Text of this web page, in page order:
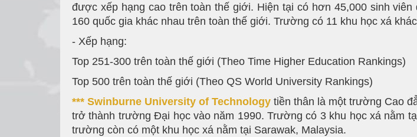
được xếp hạng cao trên toàn thế giới. Hiện tại có hơn 45,000 sinh
160 quốc gia khác nhau trên toàn thế giới. Trường có 11 khu học xá
- Xếp hạng:
Top 251-300 trên toàn thế giới (Theo Time Higher Education Rankings)
Top 500 trên toàn thế giới (Theo QS World University Rankings)
*** Swinburne University of Technology tiền thân là một trường Cao
trở thành trường Đại học vào năm 1990. Trường có 3 khu học xá nằm
trường còn có một khu học xá nằm tại Sarawak, Malaysia.